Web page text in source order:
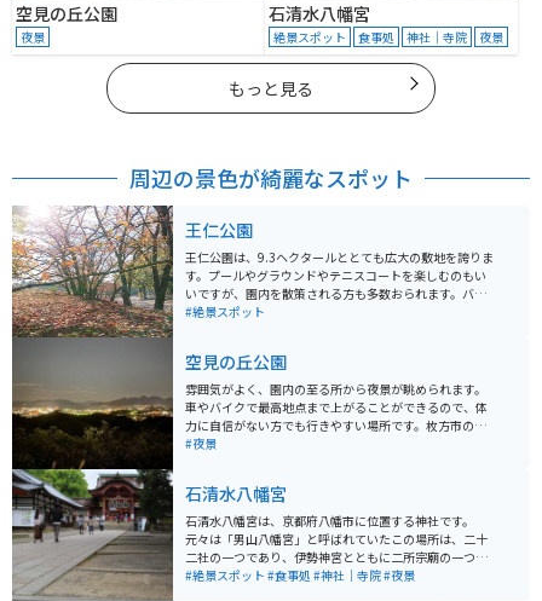
空見の丘公園
夜景
石清水八幡宮
絶景スポット 食事処 神社｜寺院 夜景
もっと見る
周辺の景色が綺麗なスポット
王仁公園
王仁公園は、9.3ヘクタールととても広大の敷地を誇りま
す。プールやグラウンドやテニスコートを楽しむのもい
いですが、園内を散策される方も多数おられます。バイ
ク置き場は広く屋根があり、雨の時に雨具を乾かすライ
#絶景スポット
空見の丘公園
雰囲気がよく、園内の至る所から夜景が眺められます。
車やバイクで最高地点まで上がることができるので、体
力に自信がない方でも行きやすい場所です。枚方市の夜
景が一望できるとても良いスポットです。
#夜景
石清水八幡宮
石清水八幡宮は、京都府八幡市に位置する神社です。
元々は「男山八幡宮」と呼ばれていたこの場所は、二十
二社の一つであり、伊勢神宮とともに二所宗廟の一つと
なっています。 旧社格は官幣大社で、現在は神社本庁の
#絶景スポット #食事処 #神社｜寺院#夜景